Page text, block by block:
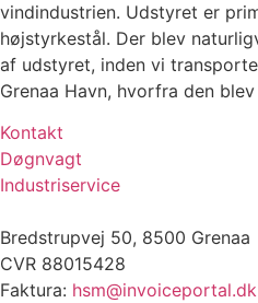
vindindustrien. Udstyret er
højstyrkestål. Der blev
af udstyret, inden vi
Grenaa Havn, hvorfra den
Kontakt
Døgnvagt
Industriservice
Bredstrupvej 50, 8500 Grenaa
CVR 88015428
Faktura: hsm@invoiceportal.dk